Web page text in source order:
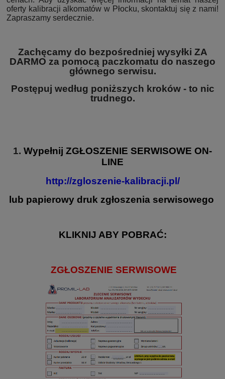
oferty kalibracji alkomatów w Płocku, skontaktuj się z nami!
Zapraszamy serdecznie.
Zachęcamy do bezpośredniej wysyłki ZA
DARMO za pomocą paczkomatu do naszego
głównego serwisu.
Postępuj według poniższych kroków - to nic
trudnego.
1. Wypełnij ZGŁOSZENIE SERWISOWE ON-
LINE
http://zgloszenie-kalibracji.pl/
lub papierowy druk zgłoszenia serwisowego
KLIKNIJ ABY POBRAĆ:
ZGŁOSZENIE SERWISOWE